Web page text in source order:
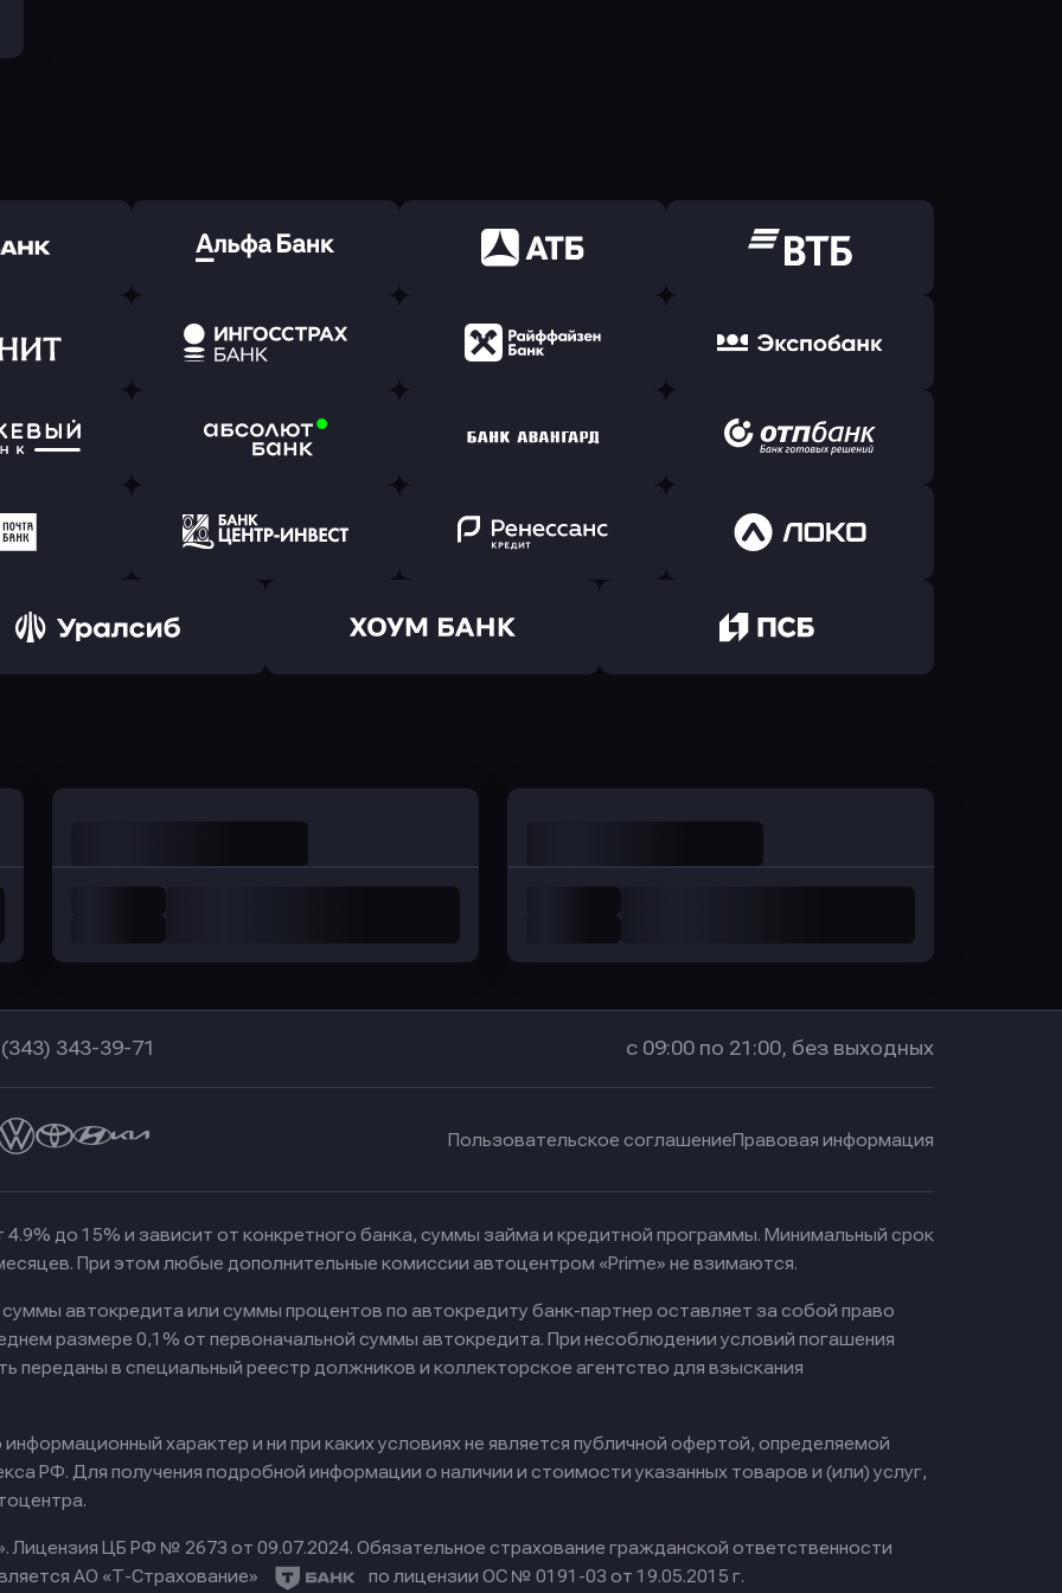
заявку
Оправить заявку
в Альфа-Банк
Оправить заявку
в АТБ Банк
в ВТБ
заявку
Банк
Оправить заявку
в Ингосстрах Банк
в Райффайзен Банк
Оправить заявку
в Экспобанк
заявку
Оправить заявку
в Абсолют Банк
Оправить заявку
в Банк Авангард
Оправить заявку
в ОТП БАНК
заявку
Банк
Оправить заявку
Оправить заявку
в Ренессанс Банк
Оправить заявку
в Локо-Банк
343-39-71 с 09:00 по 21:00, без выходных
Пользовательское соглашениеПравовая информация
4.9% до 15% и зависит от конкретного банка, суммы займа и кредитной программы. Минимальный срок
При этом любые дополнительные комиссии автоцентром «Prime» не взимаются.
автокредита или суммы процентов по автокредиту банк-партнер оставляет за собой право
размере 0,1% от первоначальной суммы автокредита. При несоблюдении условий погашения
переданы в специальный реестр должников и коллекторское агентство для взыскания
характер и ни при каких условиях не является публичной офертой, определяемой
РФ. Для получения подробной информации о наличии и стоимости указанных товаров и (или) услуг,
Лицензия ЦБ РФ № 2673 от 09.07.2024. Обязательное страхование гражданской ответственности
АО «Т-Страхование»
по лицензии ОС № 0191-03 от 19.05.2015 г.